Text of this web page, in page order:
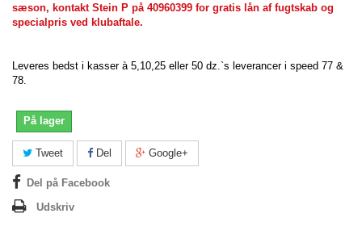
sæson, kontakt Stein P på 40960399 for gratis lån af fugtskab og
specialpris ved klubaftale.
Leveres bedst i kasser à 5,10,25 eller 50 dz.`s leverancer i speed 77 &
78.
På lager
Tweet Del Google+
Del på Facebook
Udskriv